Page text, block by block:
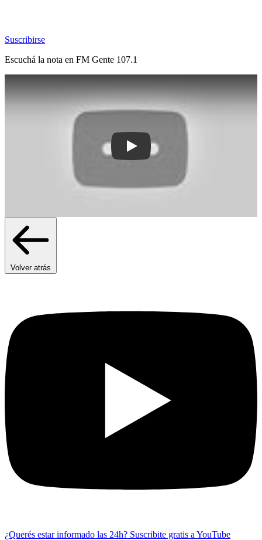
Suscribirse
Escuchá la nota en FM Gente 107.1
Play: Ruiz afirmó que la sociedad
Volver atrás
¿Querés estar informado las 24h? Suscribite gratis a YouTube